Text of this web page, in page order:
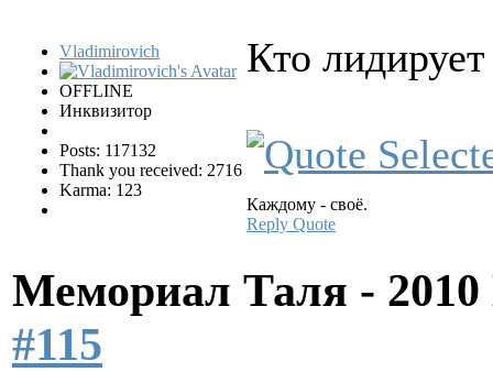
Vladimirovich
OFFLINE
Инквизитор
Posts: 117132
Thank you received: 2716
Karma: 123
Кто лидирует
Каждому - своё.
Reply Quote
Мемориал Таля -
#115